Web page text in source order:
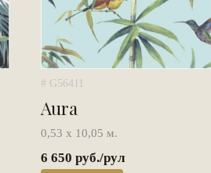
# G56411
Aura
0,53 х 10,05 м.
6 650 руб./рул